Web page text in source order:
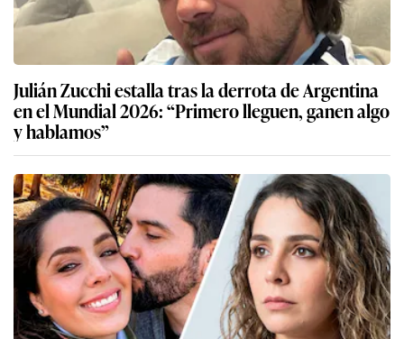
Julián Zucchi estalla tras la derrota de Argentina
en el Mundial 2026: “Primero lleguen, ganen algo
y hablamos”